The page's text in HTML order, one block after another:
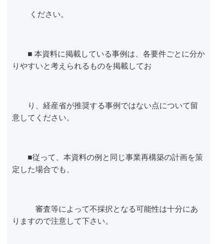
ください。
■ 本資料に掲載している事例は、各要件ごとに分か
りやすいと考えられるものを掲載してお
り、経産省が推奨する事例ではない点について留
意してください。
■従って、本資料の例と同じ事業再構築の計画を策
定した場合でも、
審査等によって不採択となる可能性は十分にあ
りますので注意して下さい。